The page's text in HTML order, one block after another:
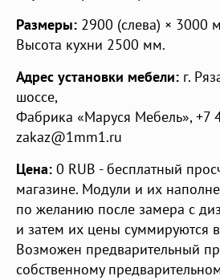
Размеры: 2900 (слева) × 3000
Высота кухни 2500 мм.
Адрес установки мебели: г.
шоссе,
Фабрика «Маруся Мебель»,+7
zakaz@1mm1.ru
Цена: 0 RUB - бесплатный
магазине. Модули и их
по желанию после замера с
и затем их цены суммируются
Возможен предварительный
собственному